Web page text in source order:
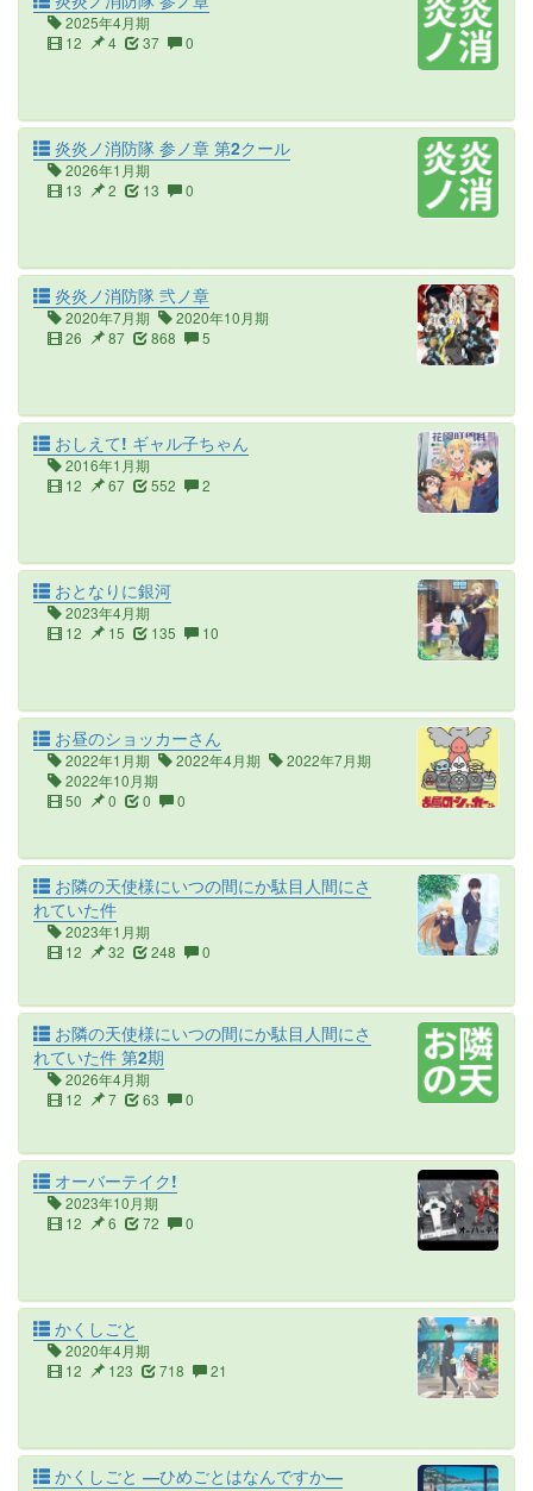
2025年4月期
12
4 37 0
炎炎ノ消防隊 参ノ章 第2クール
2026年1月期
13
2 13 0
炎炎ノ消防隊 弐ノ章
2020年7月期
2020年10月期
26
87 868 5
おしえて! ギャル子ちゃん
2016年1月期
12
67 552 2
おとなりに銀河
2023年4月期
12
15 135 10
お昼のショッカーさん
2022年1月期 2022年4月期
2022年7月期
2022年10月期
50
0 0 0
お隣の天使様にいつの間にか駄目人間にさ
れていた件
2023年1月期
12
32 248 0
お隣の天使様にいつの間にか駄目人間にさ
れていた件 第2期
2026年4月期
12
7 63 0
オーバーテイク!
2023年10月期
12
6 72 0
かくしごと
2020年4月期
12
123 718 21
かくしごと ―ひめごとはなんですか―